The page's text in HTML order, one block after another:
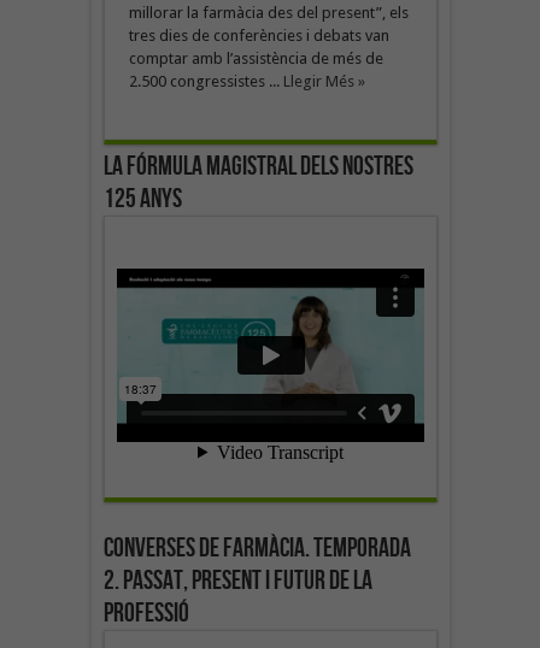
millorar la farmàcia des del present”, els
tres dies de conferències i debats van
comptar amb l’assistència de més de
2.500 congressistes ... Llegir Més »
La fórmula magistral dels nostres
125 anys
Converses de farmàcia. Temporada
2. Passat, present i futur de la
professió